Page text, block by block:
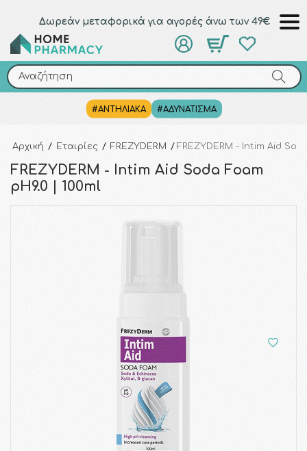
Δωρεάν μεταφορικά για αγορές άνω των 49€
Αναζήτηση
#ΑΝΤΗΛΙΑΚΑ #ΑΔΥΝΑΤΙΣΜΑ
Αναζήτηση
Αρχική / Εταιρίες / FREZYDERM / FREZYDERM - Intim Aid
FREZYDERM - Intim Aid Soda Foam
pH9.0 | 100ml